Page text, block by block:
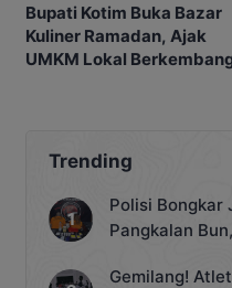
Bupati Kotim Buka Bazar
Kuliner Ramadan, Ajak
UMKM Lokal
Trending
Polisi Bongkar
Pangkalan
Gemilang!